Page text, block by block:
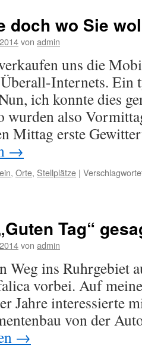
doch wo Sie
von admin
uns die
Internets. Ein
ich konnte dies
wurden also
Mittag erste
→
, Orte, Stellplätze |
Tag“
von admin
Weg ins Ruhrgebiet
vorbei. Auf
Jahre interessierte
von der
→